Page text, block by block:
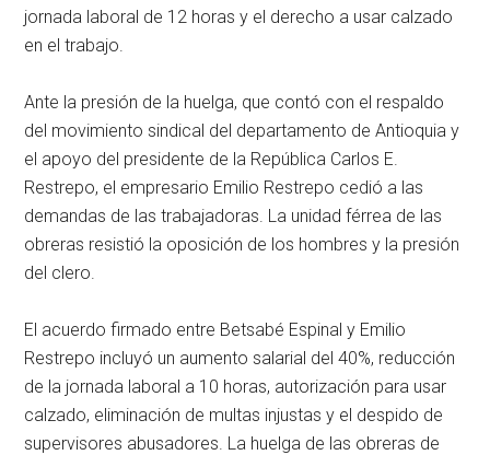
jornada laboral de 12 horas y el derecho a usar calzado
en el trabajo.
Ante la presión de la huelga, que contó con el respaldo
del movimiento sindical del departamento de Antioquia y
el apoyo del presidente de la República Carlos E.
Restrepo, el empresario Emilio Restrepo cedió a las
demandas de las trabajadoras. La unidad férrea de las
obreras resistió la oposición de los hombres y la presión
del clero.
El acuerdo firmado entre Betsabé Espinal y Emilio
Restrepo incluyó un aumento salarial del 40%, reducción
de la jornada laboral a 10 horas, autorización para usar
calzado, eliminación de multas injustas y el despido de
supervisores abusadores. La huelga de las obreras de